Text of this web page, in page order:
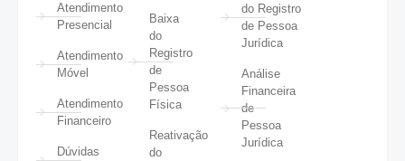
Atendimento
Presencial
Atendimento
Móvel
Atendimento
Financeiro
Dúvidas
Baixa
do
Registro
de
Pessoa
Física
Reativação
do
do Registro
de Pessoa
Jurídica
Análise
Financeira
de
Pessoa
Jurídica